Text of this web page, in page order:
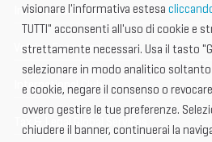
Informazione importante
Vetrina Espositori
International Club
Tax & Legal Global Services
visionare l'informativa estesa
TUTTI" acconsenti all'uso di cookie e
strettamente necessari. Usa il tasto
selezionare in modo analitico
e cookie, negare il consenso o
ovvero gestire le tue preferenze.
chiudere il banner, continuerai la